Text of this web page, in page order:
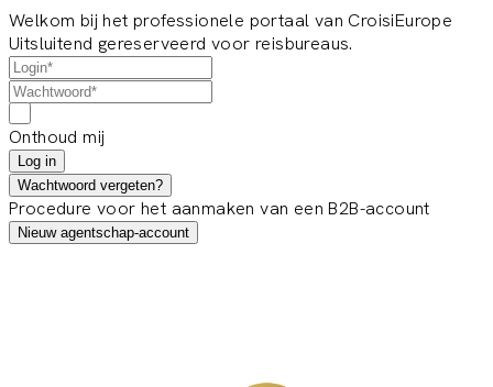
Welkom bij het professionele portaal van CroisiEurope
Uitsluitend gereserveerd voor reisbureaus.
Onthoud mij
Log in
Wachtwoord vergeten?
Procedure voor het aanmaken van een B2B-account
Nieuw agentschap-account